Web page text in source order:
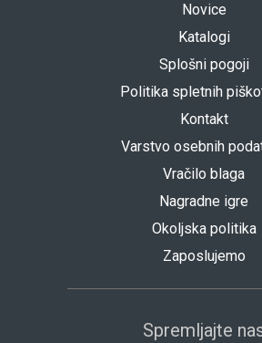
Novice
Katalogi
Splošni pogoji
Politika spletnih
Kontakt
Varstvo osebnih
Vračilo blaga
Nagradne igre
Okoljska politika
Zaposlujemo
Spremljajte